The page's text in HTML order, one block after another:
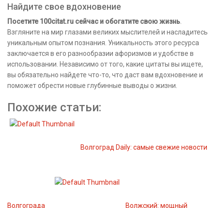
Найдите свое вдохновение
Посетите 100citat.ru сейчас и обогатите свою жизнь
Взгляните на мир глазами великих мыслителей и насладитесь
уникальным опытом познания. Уникальность этого ресурса
заключается в его разнообразии афоризмов и удобстве в
использовании. Независимо от того, какие цитаты вы ищете,
вы обязательно найдете что-то, что даст вам вдохновение и
поможет обрести новые глубинные выводы о жизни.
Похожие статьи:
Волгоград Daily: самые свежие новости
Волгограда Волжский: мощный